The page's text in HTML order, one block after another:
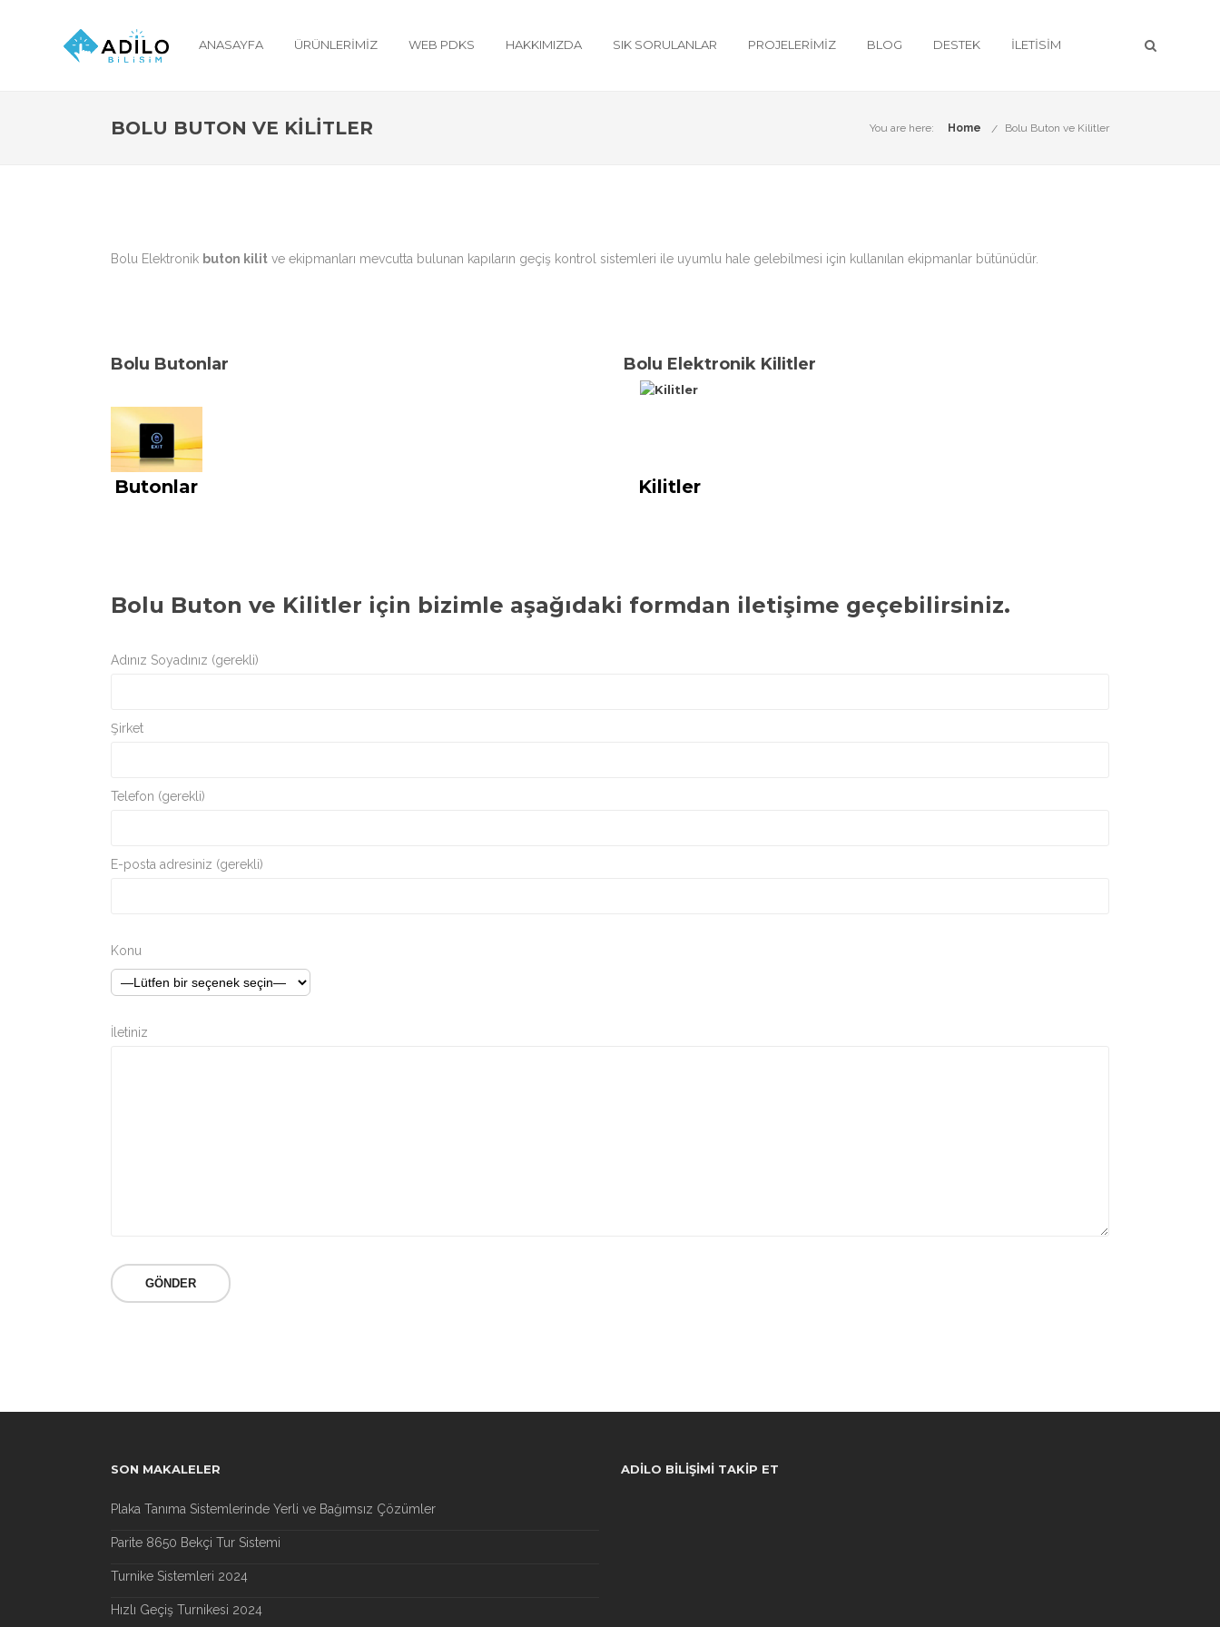
ANASAYFA ÜRÜNLERIMIZ WEB PDKS HAKKIMIZDA SIK SORULANLAR PROJELERIMIZ BLOG DESTEK İLETISIM
BOLU BUTON VE KILITLER You are here: Home Bolu Buton ve Kilitler
Bolu Elektronik buton kilit ve ekipmanları mevcutta bulunan kapıların geçiş kontrol sistemleri ile uyumlu hale gelebilmesi için kullanılan ekipmanlar bütünüdür.
Bolu Butonlar
Butonlar
Bolu Elektronik Kilitler
Kilitler
Bolu Buton ve Kilitler için bizimle aşağıdaki formdan iletişime geçebilirsiniz.
Adınız Soyadınız (gerekli)
Şirket
Telefon (gerekli)
E-posta adresiniz (gerekli)
Konu
İletiniz
SON MAKALELER
Plaka Tanıma Sistemlerinde Yerli ve Bağımsız Çözümler
Parite 8650 Bekçi Tur Sistemi
Turnike Sistemleri 2024
Hızlı Geçiş Turnikesi 2024
ADILO BILIŞIMI TAKIP ET